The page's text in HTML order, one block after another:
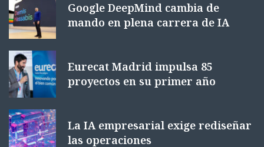
Google DeepMind cambia de
mando en plena carrera de IA
Eurecat Madrid impulsa 85
proyectos en su primer año
La IA empresarial exige rediseñar
las operaciones